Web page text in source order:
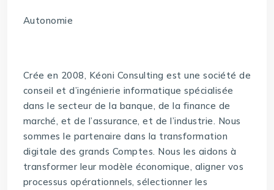
Autonomie
Crée en 2008, Kéoni Consulting est une société de
conseil et d’ingénierie informatique spécialisée
dans le secteur de la banque, de la finance de
marché, et de l’assurance, et de l’industrie. Nous
sommes le partenaire dans la transformation
digitale des grands Comptes. Nous les aidons à
transformer leur modèle économique, aligner vos
processus opérationnels, sélectionner les